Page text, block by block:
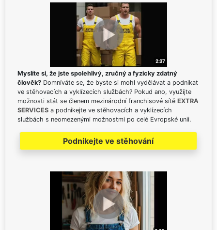
Myslíte si, že jste spolehlivý, zručný a fyzicky zdatný
člověk? Domníváte se, že byste si mohl vydělávat a podnikat
ve stěhovacích a vyklízecích službách? Pokud ano, využijte
možnosti stát se členem mezinárodní franchisové sítě EXTRA
SERVICES a podnikejte ve stěhovacích a vyklízecích
službách s neomezenými možnostmi po celé Evropské unii.
Podnikejte ve stěhování